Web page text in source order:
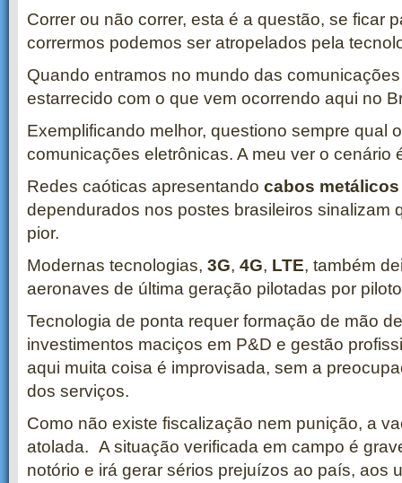
Correr ou não correr, esta é a questão, se ficar
corrermos podemos ser atropelados pela
Quando entramos no mundo das
estarrecido com o que vem ocorrendo aqui no
Exemplificando melhor, questiono sempre qual
comunicações eletrônicas. A meu ver o cenário
Redes caóticas apresentando cabos
dependurados nos postes brasileiros sinalizam
pior.
Modernas tecnologias, 3G, 4G, LTE, também
aeronaves de última geração pilotadas por
Tecnologia de ponta requer formação de mão
investimentos maciços em P&D e gestão
aqui muita coisa é improvisada, sem a
dos serviços.
Como não existe fiscalização nem punição, a
atolada. A situação verificada em campo é
notório e irá gerar sérios prejuízos ao país, aos